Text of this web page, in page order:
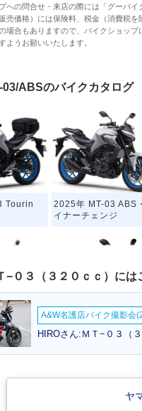
への問合せ・来店の際には「グーバイ
売価格）には保険料、税金（消費税
場合もありますので、バイクショッ
ようお願いいたします。
03/ABSのバイクカタログ
Tourin
2025年 MT-03 ABS
イナーチェンジ
・マイナ
2019年 MT-03・カラ
−０３（３２０ｃｃ）に
A&W名護店バイク撮影会
HIROさん:ＭＴ−０３（
ヤ